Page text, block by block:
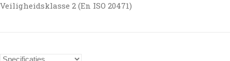
Veiligheidsklasse 2 (En ISO 20471)